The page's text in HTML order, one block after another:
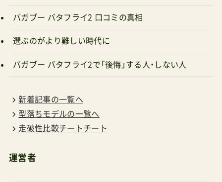
バガブー バタフライ2 口コミの真相
選ぶのがより難しい時代に
バガブー バタフライ2で「後悔」する人・しない人
新着記事の一覧へ
型落ちモデルの一覧へ
走破性比較チートチート
運営者